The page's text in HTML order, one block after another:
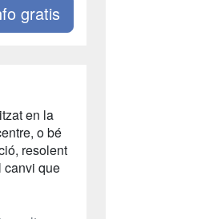
gratis
en la
o bé
resolent
canvi que